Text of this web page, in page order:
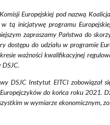
Europejskiej pod nazwą
w tą inicjatywę programu
zapraszamy Państwa do
dostępu do udziału w programie
ważności kwalifikacyjnej
DSJC Instytut EITCI zobowiązał
do końca roku 2021.
w wymiarze ekonomicznym,